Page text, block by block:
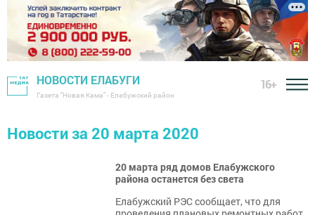
НОВОСТИ ЕЛАБУГИ
Газета "Новая Кама" - Елабужский район
16+
Новости за 20 марта 2020
20 марта ряд домов Елабужского
района останется без света
Елабужский РЭС сообщает, что для